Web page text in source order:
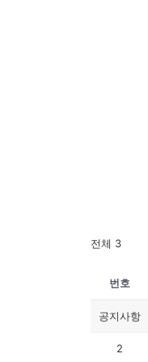
전체 3
번호
공지사항
2